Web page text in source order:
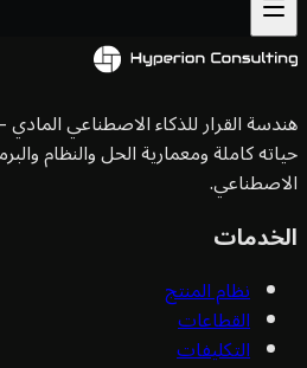
القرار للذكاء الاصطناعي المادي —
كاملة ومعمارية الحل والنظام
نظام المنتج
القطاعات
التكليفات